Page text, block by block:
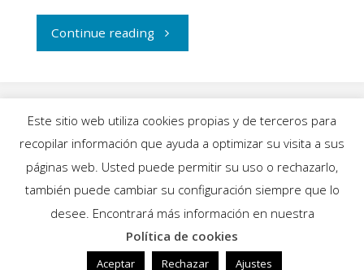
Continue reading"Nauci
voz
oro
publica
Funciona conFluida&WordPress.
Este sitio web utiliza cookies propias y de terceros para
recopilar información que ayuda a optimizar su visita a sus
páginas web. Usted puede permitir su uso o rechazarlo,
también puede cambiar su configuración siempre que lo
desee. Encontrará más información en nuestra
Política de cookies
Aceptar Rechazar Ajustes